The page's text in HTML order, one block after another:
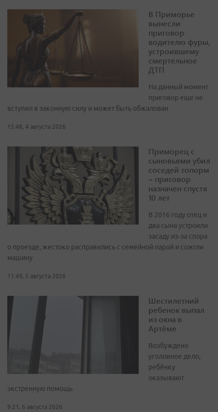
В Приморье
вынесли
приговор
водителю фуры,
устроившему
смертельное
ДТП
На данный момент
приговор еще не
вступил в законную силу и может быть обжалован
15:48, 4 августа 2026
Приморец с
сыновьями убил
соседей топорм
– приговор
назначен спустя
10 лет
В 2016 году отец и
два сына устроили
засаду из‑за спора
о проезде, жестоко расправились с семейной парой и сожгли
машину
11:49, 5 августа 2026
Шестилетний
ребенок выпал
из окна в
Артёме
Возбуждено
уголовное дело,
ребёнку
оказывают
экстренную помощь
9:21, 6 августа 2026